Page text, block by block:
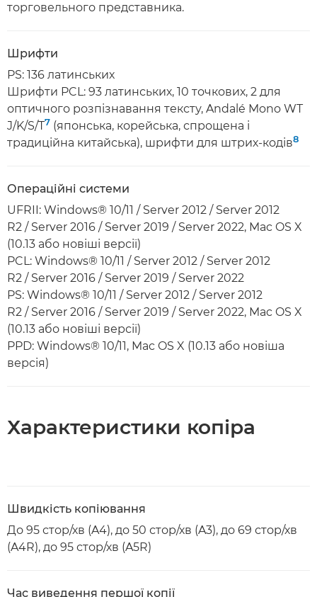
торговельного представника.
Шрифти
PS: 136 латинських
Шрифти PCL: 93 латинських, 10 точкових, 2 для
оптичного розпізнавання тексту, Andalé Mono WT
J/K/S/T7 (японська, корейська, спрощена і
традиційна китайська), шрифти для штрих-кодів8
Операційні системи
UFRII: Windows® 10/11 / Server 2012 / Server 2012
R2 / Server 2016 / Server 2019 / Server 2022, Mac OS X
(10.13 або новіші версії)
PCL: Windows® 10/11 / Server 2012 / Server 2012
R2 / Server 2016 / Server 2019 / Server 2022
PS: Windows® 10/11 / Server 2012 / Server 2012
R2 / Server 2016 / Server 2019 / Server 2022, Mac OS X
(10.13 або новіші версії)
PPD: Windows® 10/11, Mac OS X (10.13 або новіша
версія)
Характеристики копіра
Швидкість копіювання
До 95 стор/хв (A4), до 50 стор/хв (A3), до 69 стор/хв
(A4R), до 95 стор/хв (A5R)
Час виведення першої копії